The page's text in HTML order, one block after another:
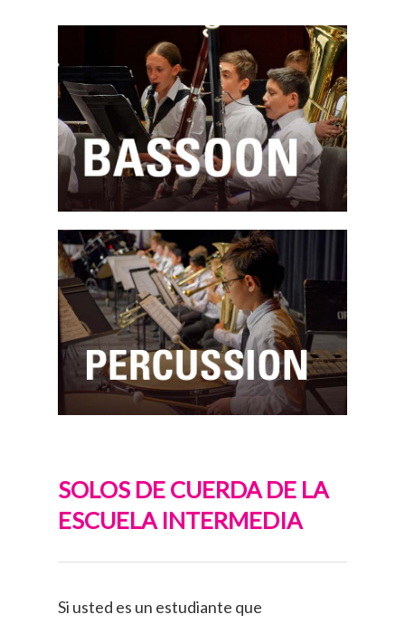
SOLOS DE CUERDA DE LA
ESCUELA INTERMEDIA
Si usted es un estudiante que